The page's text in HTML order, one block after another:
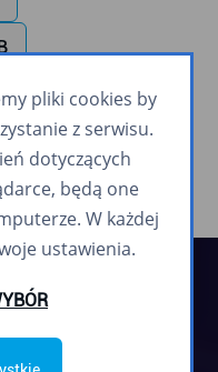
pliki cookies by
z serwisu.
dotyczących
będą one
W każdej
ustawienia.